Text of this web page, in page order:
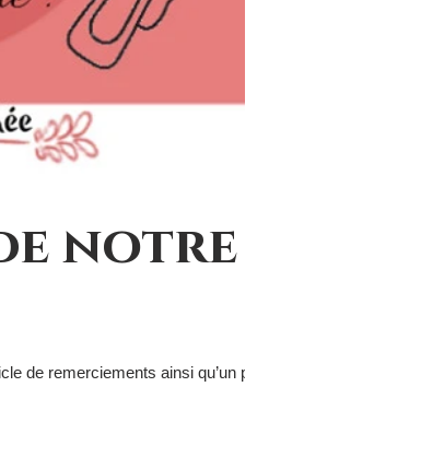
notre
de remerciements ainsi qu’un petit